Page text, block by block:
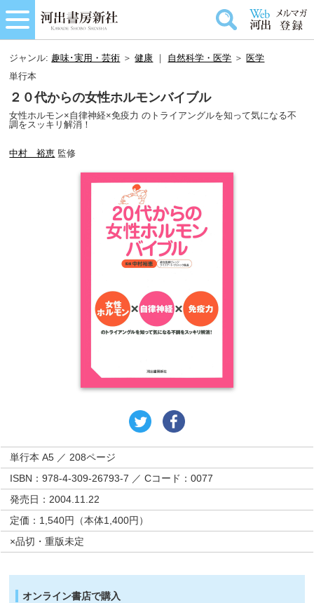
ジャンル: 趣味･実用・芸術 ＞健康 ｜ 自然科学・医学 ＞ 医学
単行本
２０代からの女性ホルモンバイブル
女性ホルモン×自律神経×免疫力 のトライアングルを知って気になる不
調をスッキリ解消！
中村 裕恵 監修
単行本 A5 ／ 208ページ
ISBN：978-4-309-26793-7 ／ Cコード：0077
発売日：2004.11.22
定価：1,540円（本体1,400円）
×品切・重版未定
オンライン書店で購入